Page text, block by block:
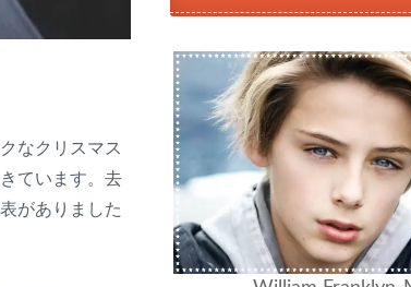
なクリスマス
ています。去
がありました